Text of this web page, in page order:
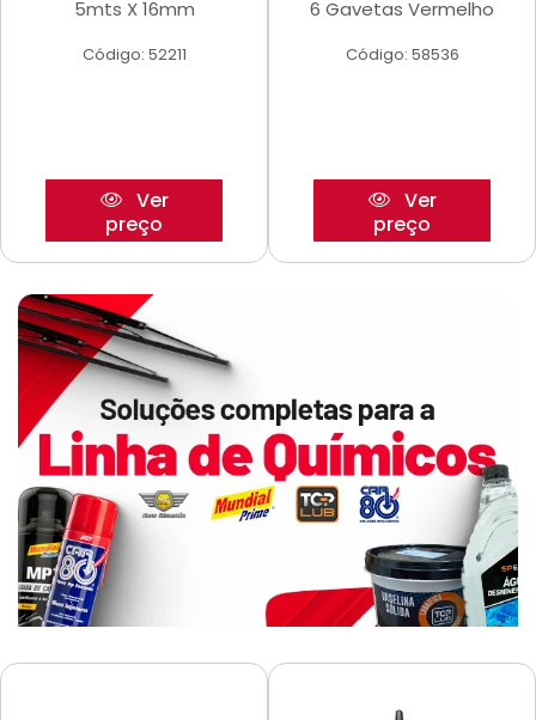
5mts X 16mm
Código: 52211
Ver
preço
6 Gavetas Vermelho
Código: 58536
Ver
preço